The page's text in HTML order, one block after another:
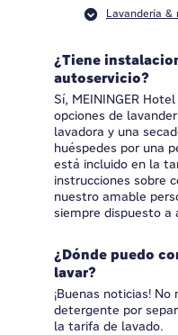
Lavandería &
¿Tiene
autoservicio?
Sí, MEININGER
opciones de
lavadora y una
huéspedes por una
está incluido en la
instrucciones sobre
nuestro amable
siempre dispuesto a
¿Dónde puedo
lavar?
¡Buenas noticias!
detergente por
la tarifa de lavado.